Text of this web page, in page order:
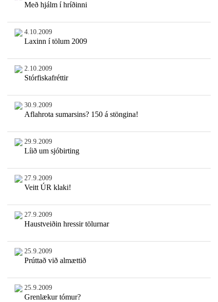
Með hjálm í hríðinni
4.10.2009
Laxinn í tölum 2009
2.10.2009
Stórfiskafréttir
30.9.2009
Aflahrota sumarsins? 150 á stöngina!
29.9.2009
Líið um sjóbirting
27.9.2009
Veitt ÚR klaki!
27.9.2009
Haustveiðin hressir tölurnar
25.9.2009
Prúttað við almættið
25.9.2009
Grenlækur tómur?